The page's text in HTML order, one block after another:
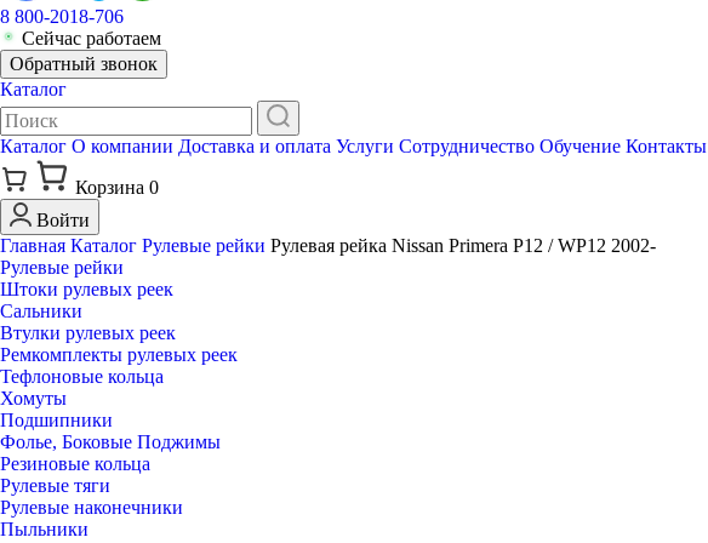
8 800-2018-706
Сейчас работаем
Обратный звонок
Каталог
Каталог О компании Доставка и оплата Услуги Сотрудничество Обучение Контакты
Корзина 0
Войти
Главная Каталог Рулевые рейки Рулевая рейка Nissan Primera P12 / WP12 2002-
Рулевые рейки
Штоки рулевых реек
Сальники
Втулки рулевых реек
Ремкомплекты рулевых реек
Тефлоновые кольца
Хомуты
Подшипники
Фолье, Боковые Поджимы
Резиновые кольца
Рулевые тяги
Рулевые наконечники
Пыльники